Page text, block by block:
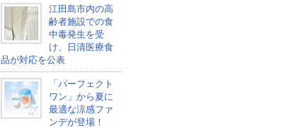
江田島市内の高
齢者施設での食
中毒発生を受
け、日清医療食
品が対応を公表
「パーフェクト
ワン」から夏に
最適な涼感ファ
ンデが登場！